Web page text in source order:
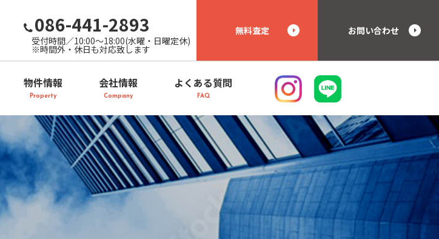
086-441-2893
受付時間／10:00～18:00(水曜・日曜定休)
※時間外・休日も対応致します
無料査定 お問い合わせ
物件情報
Property
会社情報
Company
よくある質問
FAQ